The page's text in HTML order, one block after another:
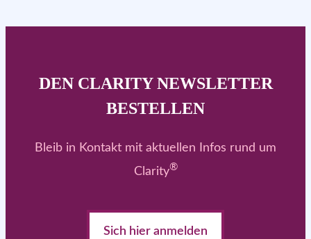
DEN CLARITY NEWSLETTER
BESTELLEN
Bleib in Kontakt mit aktuellen Infos rund um
Clarity®
Sich hier anmelden